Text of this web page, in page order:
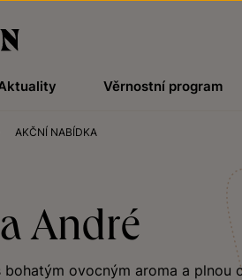
Věrnostní program
AKČNÍ NABÍDKA
André
bohatým ovocným aroma a